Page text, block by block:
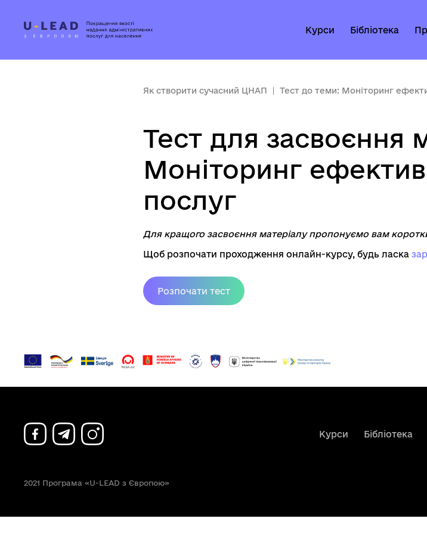
Курси Бібліотека
Як створити сучасний ЦНАП Тест до теми: Моніторинг
Тест для засвоєння
Моніторинг
послуг
Для кращого засвоєння матеріалу пропонуємо вам
Щоб розпочати проходження онлайн-курсу, будь ласка
Курси Бібліотека
2021 Програма «U-LEAD з Європою»